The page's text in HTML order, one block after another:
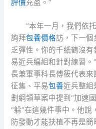
評價充盈。”
“本年一月，我們依
詢拜包養價格訪，下一個
乏彈性。你的千紙鶴沒有
易近兵編組和針對練習。
長兼軍事科長傅筱代表
征集、平易包養近兵整組
劃綱領草案中提到“加速
“躲”在這幾件事中。他說
防發動才能扶植不再是簡